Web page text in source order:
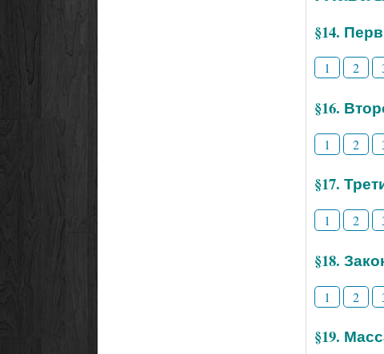
§14.
1 2
§16.
1 2
§17.
1 2
§18.
1 2
§19.